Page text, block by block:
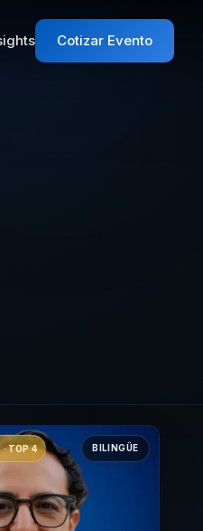
Cotizar Evento
TOP 4 BILINGÜE